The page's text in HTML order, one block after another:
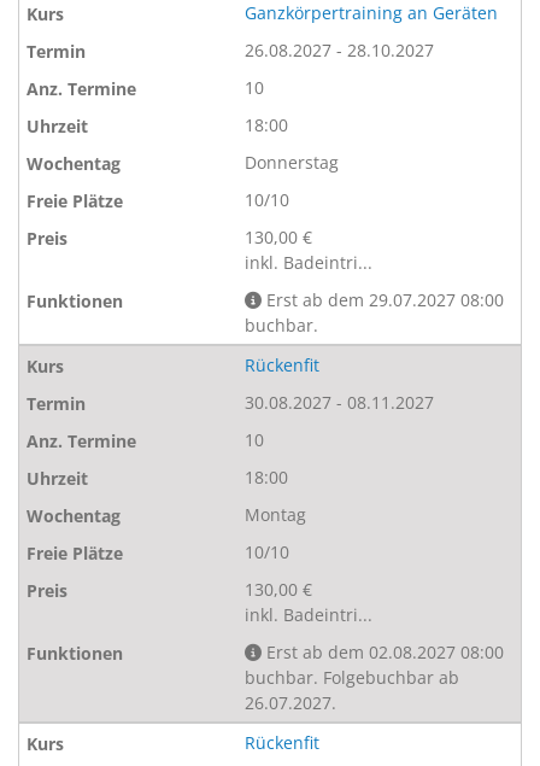
Ganzkörpertraining an Geräten
26.08.2027 - 28.10.2027
10
18:00
Donnerstag
10/10
130,00 €
inkl. Badeintri...
Erst ab dem 29.07.2027 08:00
buchbar.
Rückenfit
30.08.2027 - 08.11.2027
10
18:00
Montag
10/10
130,00 €
inkl. Badeintri...
Erst ab dem 02.08.2027 08:00
buchbar. Folgebuchbar ab
26.07.2027.
Rückenfit